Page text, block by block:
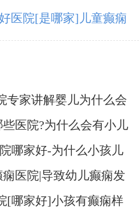
贴发放，让癫痫患者健
医院[是哪家]儿童癫痫
专家讲解婴儿为什么会
医院?为什么会有小儿
哪家好-为什么小孩儿
痫医院|导致幼儿癫痫发
[哪家好]小孩有癫痫样